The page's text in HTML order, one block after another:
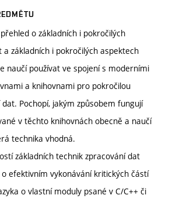
o základních i pokročilých
základních i pokročilých aspektech
naučí používat ve spojení s moderními
a knihovnami pro pokročilou
Pochopí, jakým způsobem fungují
v těchto knihovnách obecně a naučí
technika vhodná.
základních technik zpracování dat
efektivním vykonávání kritických částí
o vlastní moduly psané v C/C++ či